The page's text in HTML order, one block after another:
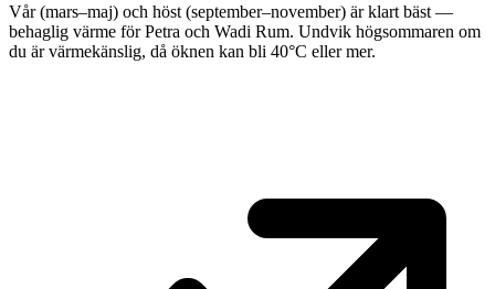
Vår (mars–maj) och höst (september–november) är klart bäst —
behaglig värme för Petra och Wadi Rum. Undvik högsommaren om
du är värmekänslig, då öknen kan bli 40°C eller mer.